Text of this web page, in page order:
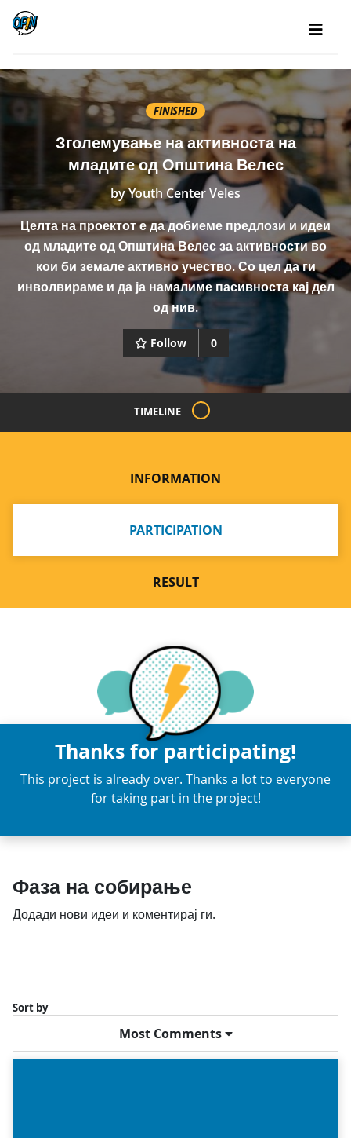
FINISHED
Зголемување на активноста на
младите од Општина Велес
byYouth Center Veles
Целта на проектот е да добиеме предлози и идеи
од младите од Општина Велес за активности во
кои би земале активно учество. Со цел да ги
инволвираме и да ја намалиме пасивноста кај дел
од нив.
Follow 0
TIMELINE
INFORMATION
PARTICIPATION
RESULT
Thanks for participating!
This project is already over. Thanks a lot to everyone
for taking part in the project!
Фаза на собирање
Додади нови идеи и коментирај ги.
Sort by
Most Comments